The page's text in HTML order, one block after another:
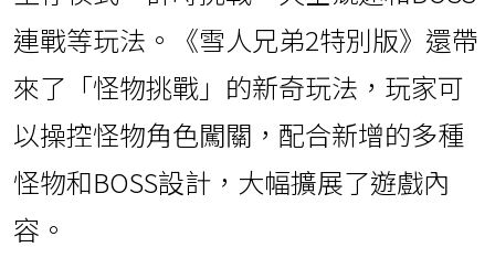
連戰等玩法。《雪人兄弟2特別版》還帶
來了「怪物挑戰」的新奇玩法，玩家可
以操控怪物角色闖關，配合新增的多種
怪物和BOSS設計，大幅擴展了遊戲內
容。